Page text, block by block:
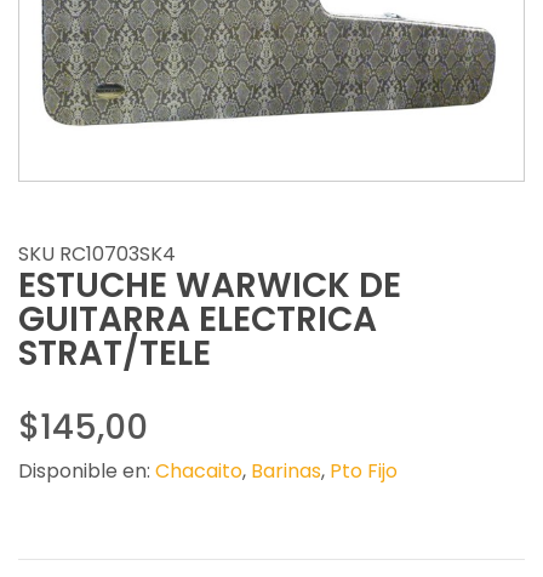
SKU RC10703SK4
ESTUCHE WARWICK DE
GUITARRA ELECTRICA
STRAT/TELE
$145,00
Disponible en: Chacaito, Barinas, Pto Fijo